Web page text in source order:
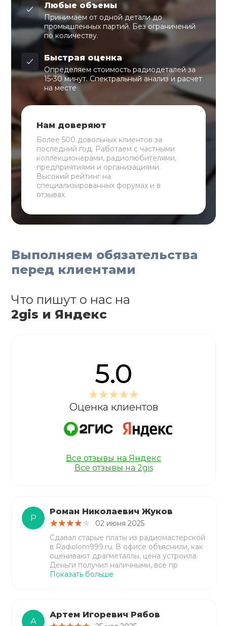
Любые объемы
Принимаем от одной детали до
промышленных партий. Без ограничений
по количеству.
Быстрая оценка
Определяем стоимость радиодеталей за
15-30 минут. Спектральный анализ и расчет
на месте
Нам доверяют
Более 500 довольных клиентов за
последний год. Работаем с частными
коллекционерами, радиолюбителями,
предприятиями и организациями.
Высокий рейтинг на
специализированных форумах и в
отзывах.
Выполняем обязательства
перед клиентами
Р
Роман Николаевич Жуков
02 июня 2025
Сдавал старые платы из радиомастерской
в Radiolom999.ru. В офисе объяснили, как
оценивают драгметаллы, цена устроила.
Деньги получил наличными, все пр
Показать больше
А
Артем Игоревич Рябов
Что пишут о нас на
2gis и Яндекс
5.0
Оценка клиентов
Все отзывы на Яндекс
Все отзывы на 2gis